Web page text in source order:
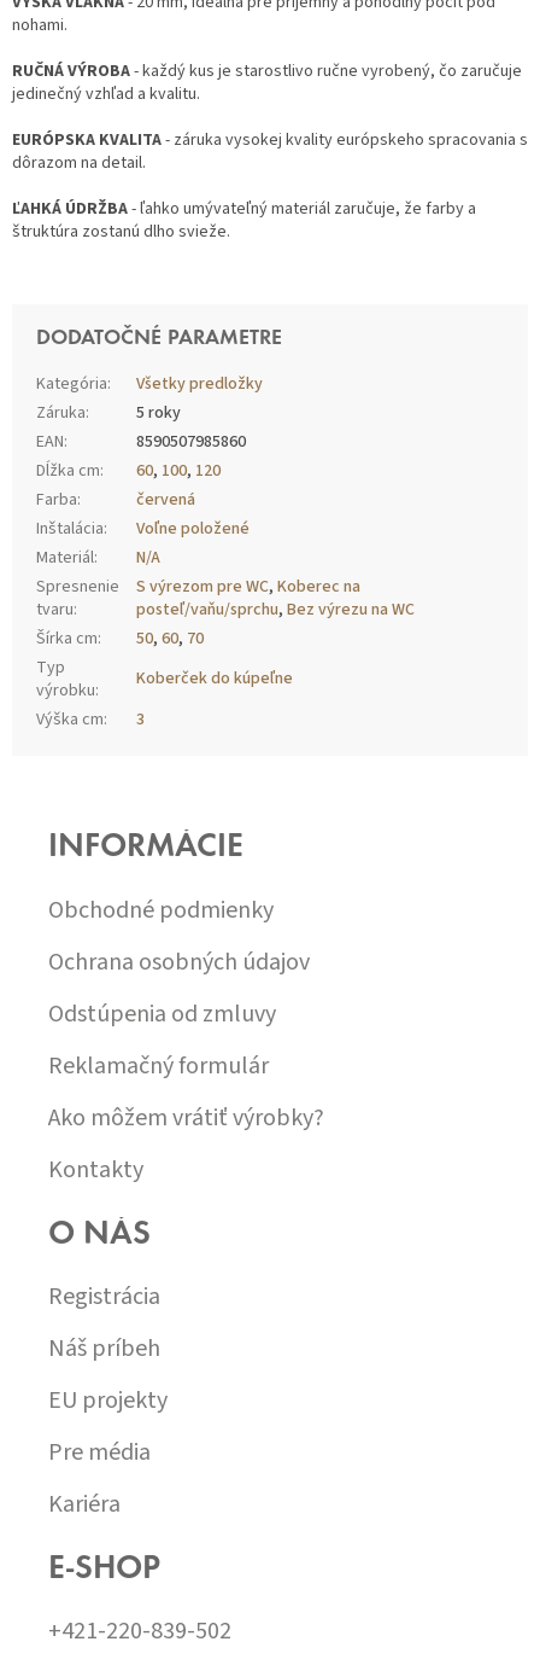
nohami.
RUČNÁ VÝROBA- každý kus je starostlivo ručne vyrobený, čo zaručuje
jedinečný vzhľad a kvalitu.
EURÓPSKA KVALITA- záruka vysokej kvality európskeho spracovania s
dôrazom na detail.
ĽAHKÁ ÚDRŽBA- ľahko umývateľný materiál zaručuje, že farby a
štruktúra zostanú dlho svieže.
DODATOČNÉ PARAMETRE
Kategória:
Všetky predložky
Záruka:
5 roky
EAN:
8590507985860
Dĺžka cm: 60, 100, 120
Farba:
červená
Inštalácia:
Voľne položené
Materiál:
N/A
Spresnenie
tvaru:
S výrezom pre WC, Koberec na
posteľ/vaňu/sprchu, Bez výrezu na WC
Šírka cm: 50, 60, 70
Typ
výrobku:
Koberček do kúpeľne
Výška cm:
3
INFORMÁCIE
Obchodné podmienky
Ochrana osobných údajov
Odstúpenia od zmluvy
Reklamačný formulár
Ako môžem vrátiť výrobky?
Kontakty
O NÁS
Registrácia
Náš príbeh
EU projekty
Pre média
Kariéra
E-SHOP
+421-220-839-502